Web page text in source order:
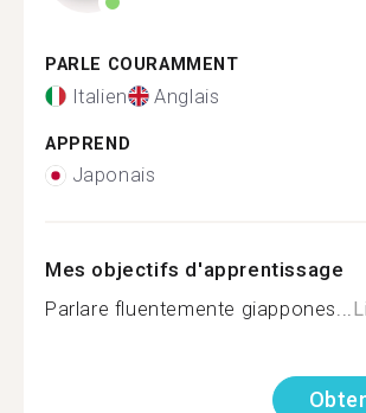
PARLE COURAMMENT
Italien Anglais
APPREND
Japonais
Mes objectifs d'apprentissage
Parlare fluentemente giappones...